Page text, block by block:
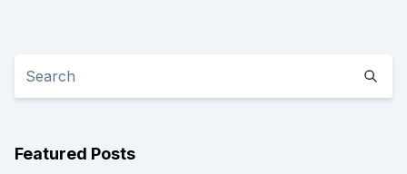
Featured Posts